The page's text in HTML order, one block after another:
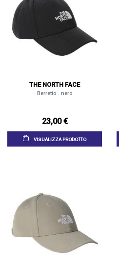
THE NORTH FACE
Berretto . nero
23,00 €
VISUALIZZA PRODOTTO